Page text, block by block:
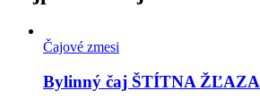
Čajové zmesi
Bylinný čaj ŠTÍTNA ŽĽAZA